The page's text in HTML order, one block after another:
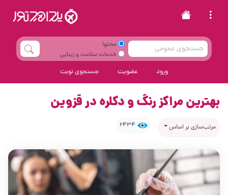
محتوا
خدمات سلامت و زیبایی
ورود عضویت جستجوی نوبت
بهترین مراکز رنگ و دکلره در قزوین
مرتب‌سازی بر اساس 2434